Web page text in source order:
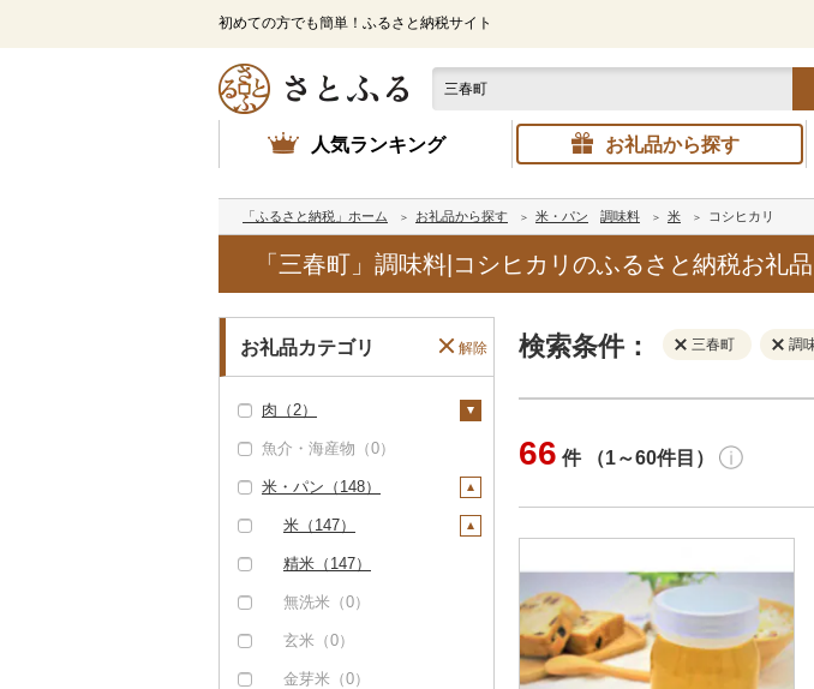
初めての方でも簡単！ふるさと納税サイト
人気ランキング お礼品から探す
「ふるさと納税」ホーム お礼品から探す 米・パン 調味料 米 コシヒカリ
「三春町」調味料|コシヒカリのふるさと納税お礼
お礼品カテゴリ 解除
肉（2）
牛肉（精肉）（1）
ステーキ（0）
すき焼き（0）
しゃぶしゃぶ（0）
焼肉（0）
牛タン（0）
和牛（0）
牛肉（加工品）（0）
豚肉（精肉）（0）
豚肉（加工品）（0）
鶏肉（0）
鹿肉（0）
馬肉（1）
魚介・海産物（0）
米・パン（148）
米（147）
精米（147）
無洗米（0）
玄米（0）
金芽米（0）
検索条件： 三春町 調
決済方法 解除
PayPay
クレジットカード決済
66 件 （1～60件目）